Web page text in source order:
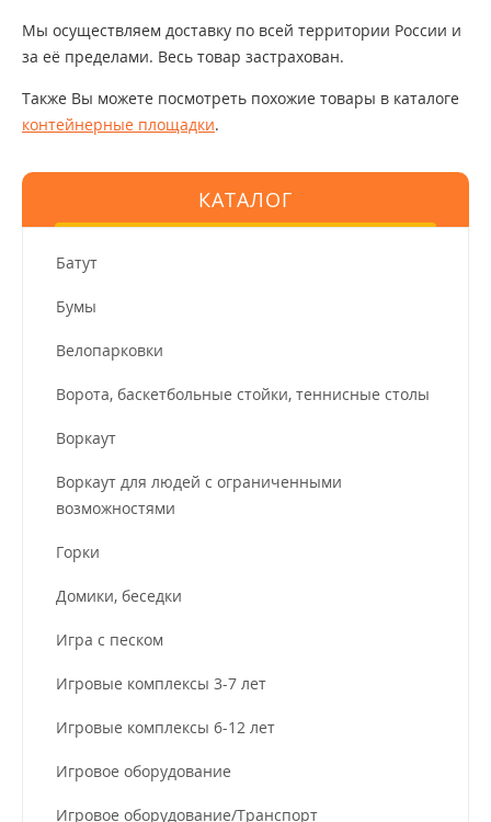
Мы осуществляем доставку по всей территории России и
за её пределами. Весь товар застрахован.
Также Вы можете посмотреть похожие товары в каталоге
контейнерные площадки.
КАТАЛОГ
Батут
Бумы
Велопарковки
Ворота, баскетбольные стойки, теннисные столы
Воркаут
Воркаут для людей с ограниченными
возможностями
Горки
Домики, беседки
Игра с песком
Игровые комплексы 3-7 лет
Игровые комплексы 6-12 лет
Игровое оборудование
Игровое оборудование/Транспорт